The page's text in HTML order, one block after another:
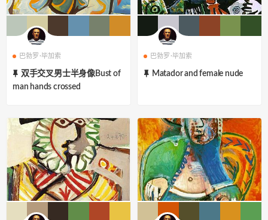
巴勃罗·毕加索
双手交叉男士半身像Bust of
man hands crossed
巴勃罗·毕加索
Matador and female nude